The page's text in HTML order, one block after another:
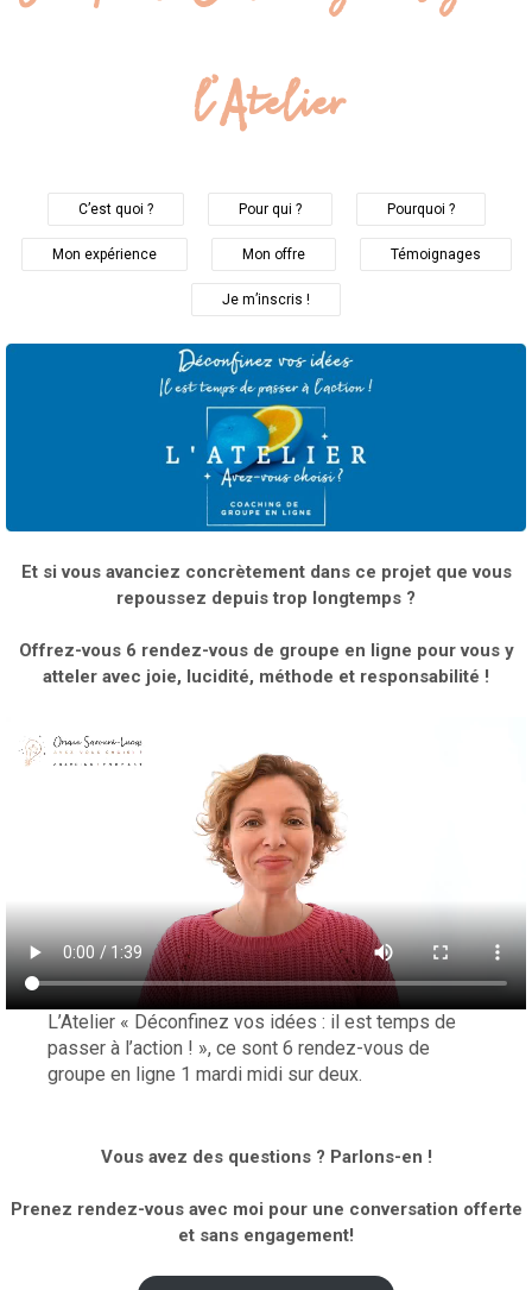
l’Atelier
C’est quoi ? Pour qui ? Pourquoi ?
Mon expérience Mon offre Témoignages
Je m’inscris !
Et si vous avanciez concrètement dans ce projet que vous
repoussez depuis trop longtemps ?
Offrez-vous 6 rendez-vous de groupe en ligne pour vous y
atteler avec joie, lucidité, méthode et responsabilité !
L’Atelier « Déconfinez vos idées : il est temps de
passer à l’action ! », ce sont 6 rendez-vous de
groupe en ligne 1 mardi midi sur deux.
Vous avez des questions ? Parlons-en !
Prenez rendez-vous avec moi pour une conversation offerte
et sans engagement!